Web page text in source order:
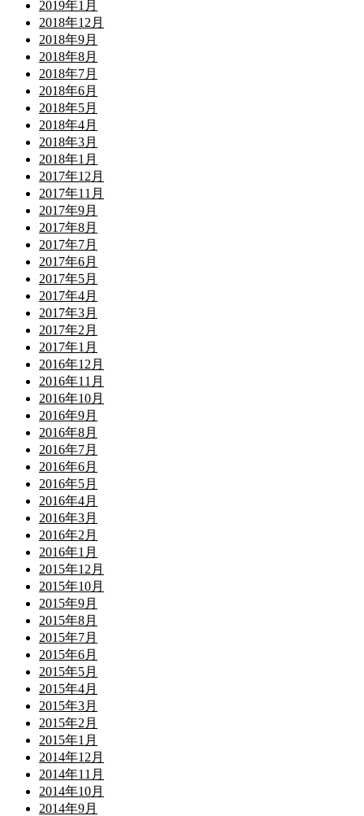
2019年1月
2018年12月
2018年9月
2018年8月
2018年7月
2018年6月
2018年5月
2018年4月
2018年3月
2018年1月
2017年12月
2017年11月
2017年9月
2017年8月
2017年7月
2017年6月
2017年5月
2017年4月
2017年3月
2017年2月
2017年1月
2016年12月
2016年11月
2016年10月
2016年9月
2016年8月
2016年7月
2016年6月
2016年5月
2016年4月
2016年3月
2016年2月
2016年1月
2015年12月
2015年10月
2015年9月
2015年8月
2015年7月
2015年6月
2015年5月
2015年4月
2015年3月
2015年2月
2015年1月
2014年12月
2014年11月
2014年10月
2014年9月